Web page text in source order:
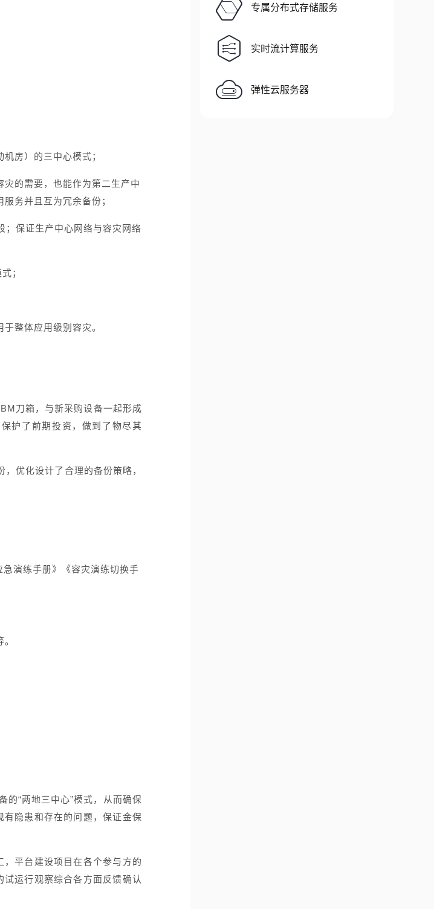
房）的三中心模式；
的需要，也能作为第二生产中
务并且互为冗余备份；
；保证生产中心网络与容灾网络
；
整体应用级别容灾。
刀箱，与新采购设备一起形成
护了前期投资，做到了物尽其
优化设计了合理的备份策略，
演练手册》《容灾演练切换手
的“两地三中心”模式，从而确保
隐患和存在的问题，保证金保
平台建设项目在各个参与方的
运行观察综合各方面反馈确认
专属分布式存储服务
实时流计算服务
弹性云服务器